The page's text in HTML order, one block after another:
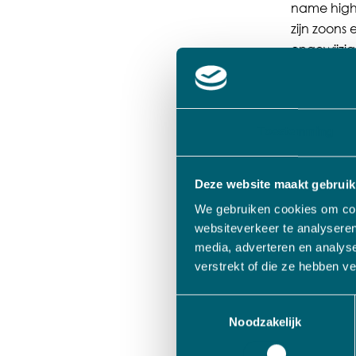
Deze website maakt
We gebruiken cookies om
websiteverkeer te
media, adverteren en
verstrekt of die ze hebben
Noodzakelijk
name
zijn zoons
VADO is
Jan
bedrijven
ons in
Ook John